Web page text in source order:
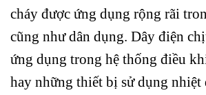
cháy được ứng dụng rộng rãi
cũng như dân dụng. Dây điện
ứng dụng trong hệ thống điều
hay những thiết bị sử dụng nhiệt